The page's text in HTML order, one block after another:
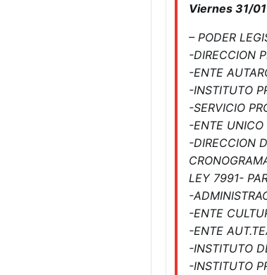
Viernes 31/01
– PODER
-DIRECCION
-ENTE
-INSTITUTO
-SERVICIO
-ENTE UNICO
-DIRECCION
LEY 7991-
-
-ENTE
-ENTE
-INSTITUTO
-INSTITUTO